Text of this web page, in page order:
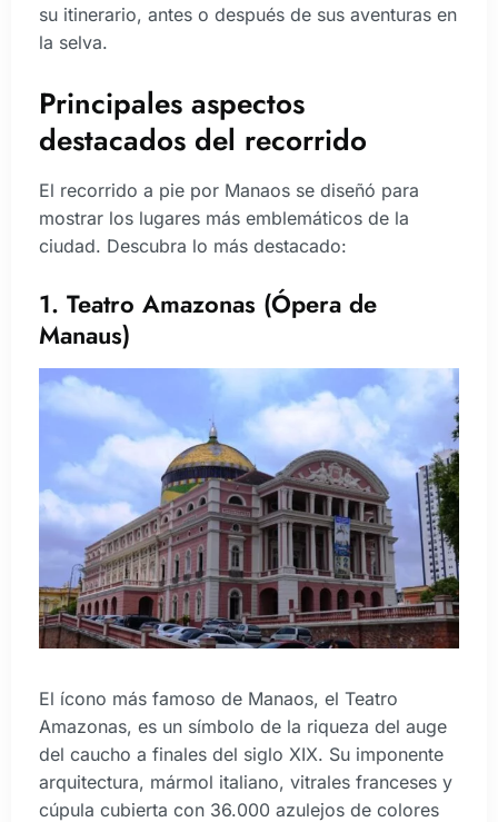
su itinerario, antes o después de sus aventuras en
la selva.
Principales aspectos
destacados del recorrido
El recorrido a pie por Manaos se diseñó para
mostrar los lugares más emblemáticos de la
ciudad. Descubra lo más destacado:
1. Teatro Amazonas (Ópera de
Manaus)
El ícono más famoso de Manaos, el Teatro
Amazonas, es un símbolo de la riqueza del auge
del caucho a finales del siglo XIX. Su imponente
arquitectura, mármol italiano, vitrales franceses y
cúpula cubierta con 36.000 azulejos de colores